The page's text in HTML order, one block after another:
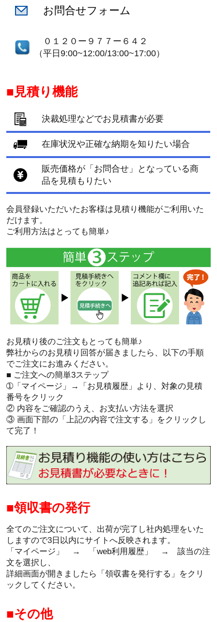
お問合せフォーム
０１２０ー９７７ー６４２
（平日9:00~12:00/13:00~17:00）
見積り機能
決裁処理などでお見積書が必要
在庫状況や正確な納期を知りたい場合
販売価格が「お問合せ」となっている商
品を見積もりたい
会員登録いただいたお客様は見積り機能がご利用いた
だけます。
ご利用方法はとっても簡単♪
お見積り後のご注文もとっても簡単♪
弊社からのお見積り回答が届きましたら、以下の手順
でご注文にお進みください。
■ ご注文への簡単3ステップ
➀「マイページ」→「お見積履歴」より、対象の見積
番号をクリック
② 内容をご確認のうえ、お支払い方法を選択
③ 画面下部の「上記の内容で注文する」をクリックし
て完了！
領収書の発行
全てのご注文について、出荷が完了し社内処理をいた
しますので3日以内にサイトへ反映されます。
「マイページ」 → 「web利用履歴」 → 該当の注
文を選択し、
詳細画面が開きましたら「領収書を発行する」をクリ
ックしてください。
その他